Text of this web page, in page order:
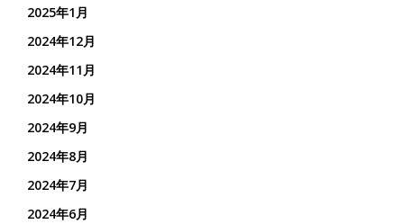
2025年1月
2024年12月
2024年11月
2024年10月
2024年9月
2024年8月
2024年7月
2024年6月